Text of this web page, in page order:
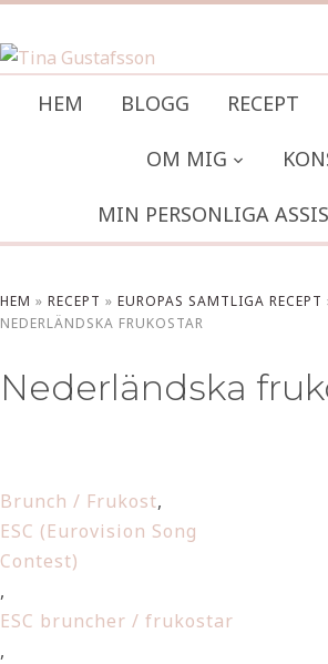
HEM BLOGG RECEPT
OM MIG
MIN PERSONLIGA
HEM » RECEPT » EUROPAS SAMTLIGA RECEPT
NEDERLÄNDSKA FRUKOSTAR
Nederländska
Brunch / Frukost,
ESC (Eurovision Song
Contest)
,
ESC bruncher / frukostar
,